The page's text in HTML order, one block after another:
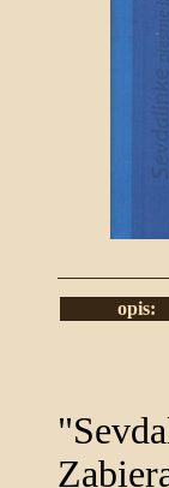
opis: